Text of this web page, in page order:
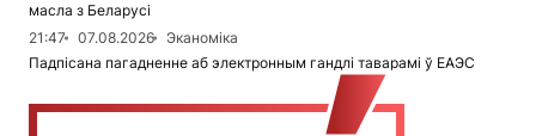
масла з Беларусі
21:47
07.08.2026
Эканоміка
Падпісана пагадненне аб электронным гандлі таварамі ў ЕАЭС